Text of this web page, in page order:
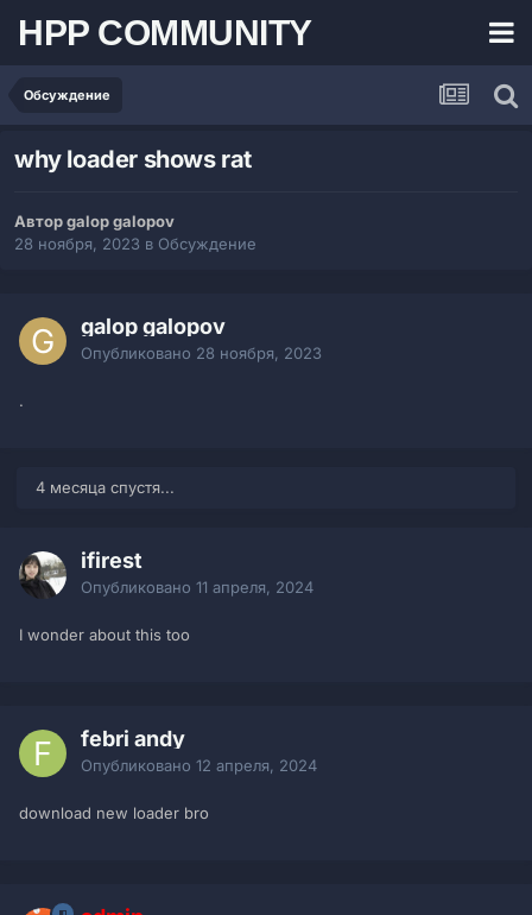
HPP COMMUNITY
Обсуждение
why loader shows rat
Автор galop galopov
28 ноября, 2023 в Обсуждение
galop galopov
Опубликовано 28 ноября, 2023
.
4 месяца спустя...
ifirest
Опубликовано 11 апреля, 2024
I wonder about this too
febri andy
Опубликовано 12 апреля, 2024
download new loader bro